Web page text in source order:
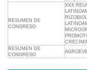
RESUMEN DE
CONGRESO
XXX
RESUMEN DE
CONGRESO